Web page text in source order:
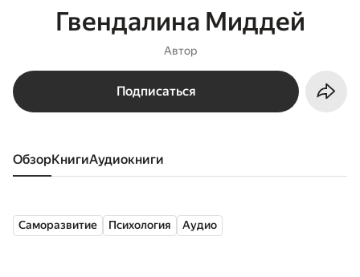
Гвендалина Миддей
Автор
Подписаться
Обзор книги аудиокниги
Саморазвитие Психология Аудио